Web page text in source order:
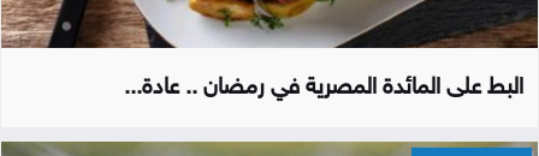
البط على المائدة المصرية في رمضان .. عادة...